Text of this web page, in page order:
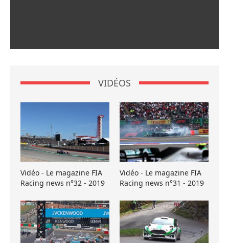
VIDÉOS
Vidéo - Le magazine FIA
Racing news n°32 - 2019
Vidéo - Le magazine FIA
Racing news n°31 - 2019